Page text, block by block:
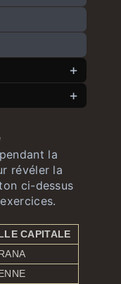
et caribéens
la
révéler la
ci-dessus
CAPITALE